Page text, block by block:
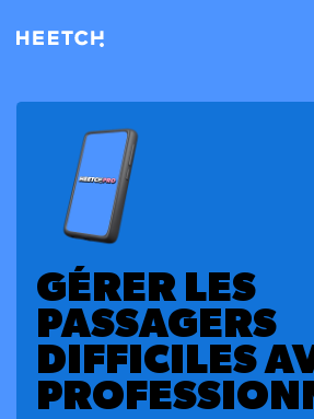
GÉRER LES
PASSAGERS
DIFFICILES